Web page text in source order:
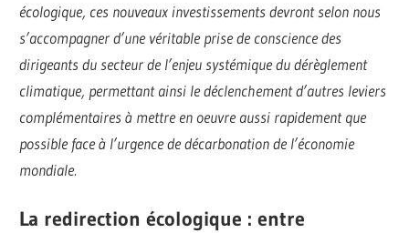
écologique, ces nouveaux investissements devront selon nous
s’accompagner d’une véritable prise de conscience des
dirigeants du secteur de l’enjeu systémique du dérèglement
climatique, permettant ainsi le déclenchement d’autres leviers
complémentaires à mettre en oeuvre aussi rapidement que
possible face à l’urgence de décarbonation de l’économie
mondiale.
La redirection écologique : entre